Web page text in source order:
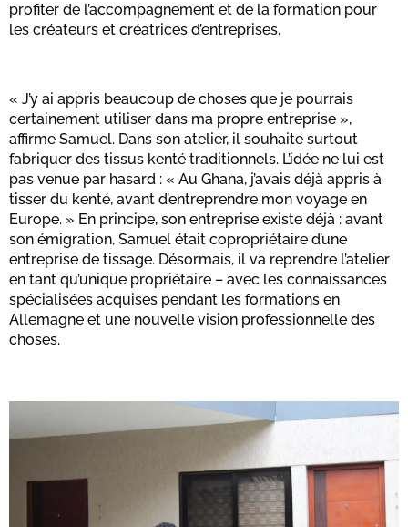
profiter de l’accompagnement et de la formation pour
les créateurs et créatrices d’entreprises.
« J’y ai appris beaucoup de choses que je pourrais
certainement utiliser dans ma propre entreprise »,
affirme Samuel. Dans son atelier, il souhaite surtout
fabriquer des tissus kenté traditionnels. L’idée ne lui est
pas venue par hasard : « Au Ghana, j’avais déjà appris à
tisser du kenté, avant d’entreprendre mon voyage en
Europe. » En principe, son entreprise existe déjà : avant
son émigration, Samuel était copropriétaire d’une
entreprise de tissage. Désormais, il va reprendre l’atelier
en tant qu’unique propriétaire – avec les connaissances
spécialisées acquises pendant les formations en
Allemagne et une nouvelle vision professionnelle des
choses.